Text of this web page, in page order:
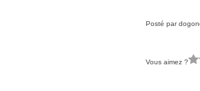
Posté par
Vous aimez ?